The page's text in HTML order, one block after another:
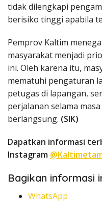
tidak dilengkapi
berisiko tinggi apabila
Pemprov Kaltim
masyarakat menjadi
ini. Oleh karena itu,
mematuhi pengaturan
petugas di lapangan,
perjalanan selama
berlangsung. (SIK)
Dapatkan informasi
Instagram
Bagikan informasi
WhatsApp